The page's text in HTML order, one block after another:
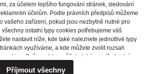
VOGLIO
SBARAZZARMI
DEL GRASSO
za účelem lepšího fungování stránek, sledování
účelům. Podle právních předpisů můžeme
vašeho zařízení, pokud jsou nezbytně nutné pro
ostatní typy cookies potřebujeme váš
nastavit níže, kde také naleznete jednotlivé typy
využíváme, a kde můžete zvolit rozsah
cookies. Svůj souhlas můžete také prostřednictvím
Příjmout všechny